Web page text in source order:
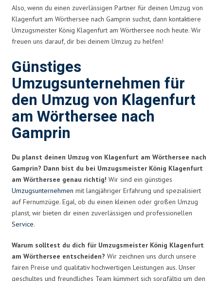
Also, wenn du einen zuverlässigen Partner für deinen Umzug von
Klagenfurt am Wörthersee nach Gamprin suchst, dann kontaktiere
Umzugsmeister König Klagenfurt am Wörthersee noch heute. Wir
freuen uns darauf, dir bei deinem Umzug zu helfen!
Günstiges
Umzugsunternehmen für
den Umzug von Klagenfurt
am Wörthersee nach
Gamprin
Du planst deinen Umzug von Klagenfurt am Wörthersee nach
Gamprin? Dann bist du bei Umzugsmeister König Klagenfurt
am Wörthersee genau richtig! Wir sind ein günstiges
Umzugsunternehmen mit langjähriger Erfahrung und spezialisiert
auf Fernumzüge. Egal, ob du einen kleinen oder großen Umzug
planst, wir bieten dir einen zuverlässigen und professionellen
Service.
Warum solltest du dich für Umzugsmeister König Klagenfurt
am Wörthersee entscheiden? Wir zeichnen uns durch unsere
fairen Preise und qualitativ hochwertigen Leistungen aus. Unser
geschultes und freundliches Team kümmert sich sorgfältig um den